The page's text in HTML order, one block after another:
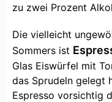
zu zwei Prozent
Die vielleicht
Sommers ist
Glas Eiswürfel mit
das Sprudeln gelegt
Espresso vorsichtig